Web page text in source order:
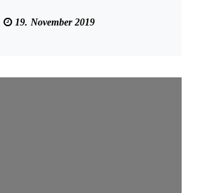
19. November 2019